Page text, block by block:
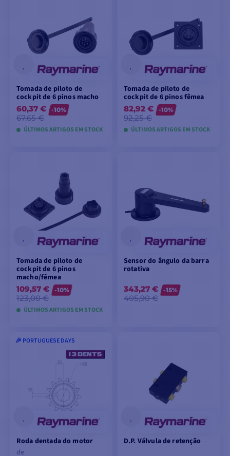
Tomada de piloto de
cockpit de 6 pinos macho
60,37 €
67,65 €
-10%
ÚLTIMOS ARTIGOS EM STOCK
CARRINHO
Tomada de piloto de
cockpit de 6 pinos fêmea
82,92 €
92,25 €
-10%
ÚLTIMOS ARTIGOS EM STOCK
Tomada de piloto de
cockpit de 6 pinos
macho/fêmea
109,57 €
123,00 €
-10%
ÚLTIMOS ARTIGOS EM STOCK
ADICIONAR AO
CARRINHO
Sensor do ângulo da barra
rotativa
343,27 €
405,90 €
-15%
🎉 PORTUGUESE DAYS
Roda dentada do motor
de
D.P. Válvula de retenção